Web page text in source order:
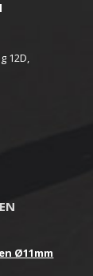
12D,
Ø11mm